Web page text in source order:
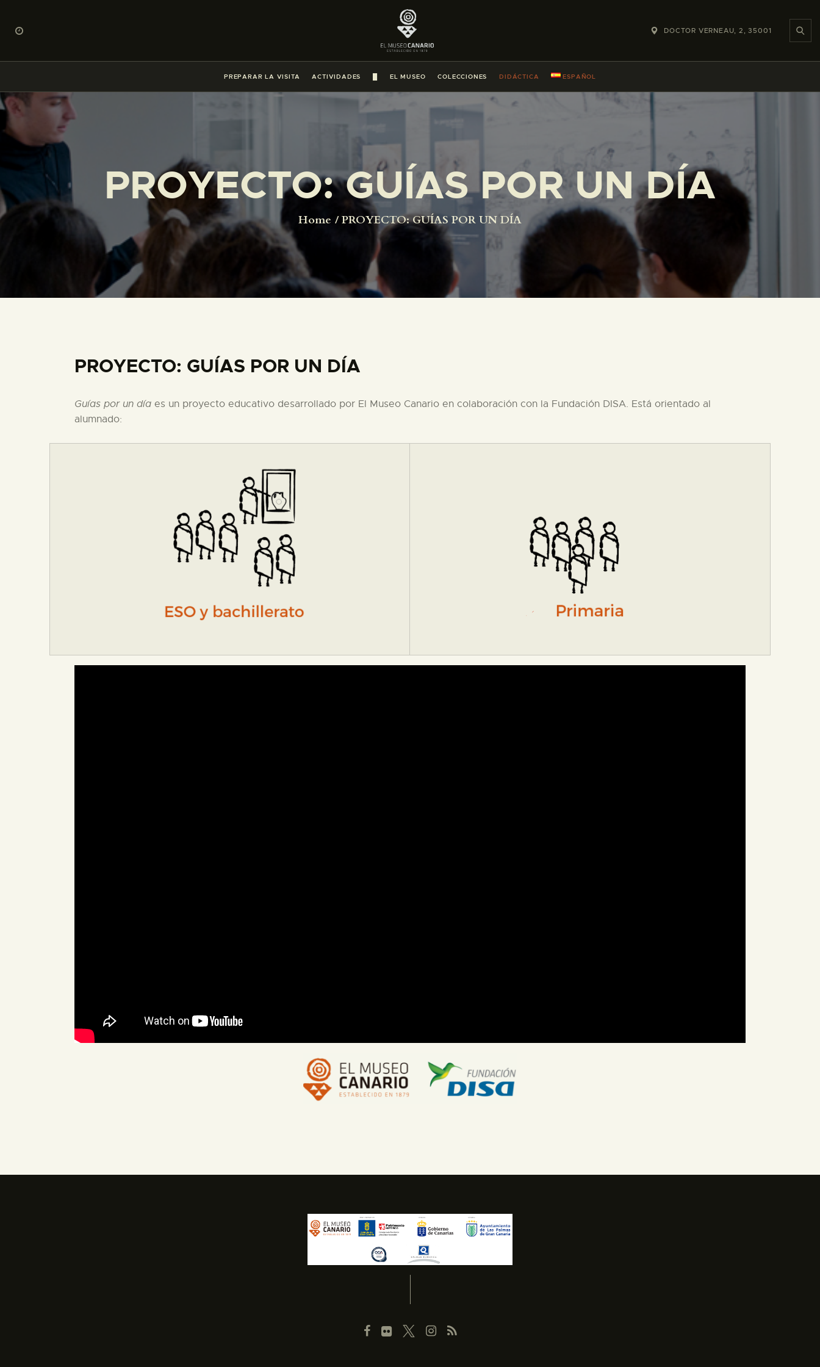
DOCTOR VERNEAU, 2, 35001
PREPARAR LA VISITA ACTIVIDADES EL MUSEO COLECCIONES DIDÁCTICA ESPAÑOL
PROYECTO: GUÍAS POR UN DÍA
Home PROYECTO: GUÍAS POR UN DÍA
PREPARAR LA VISITA
ACTIVIDADES
█
COLECCIONES
DIDÁCTICA
ESPAÑOL
PREPARAR LA VISITA
█
EL MUSEO
COLECCIONES
DIDÁCTICA
ESPAÑOL
PROYECTO: GUÍAS POR UN DÍA
Guías por un día es un proyecto educativo desarrollado por El Museo Canario en colaboración con la Fundación DISA. Está orientado al
alumnado: